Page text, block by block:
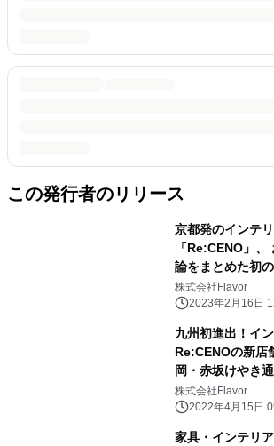
この発行者のリリース
京都発のインテ
「Re:CENO」
論をまとめた初
ィンテージで作
ンテリア プロが教えるセオリー＆アイ
デア」を2/24発売
株式会社Flavor
2023年2月16日
九州初進出！イ
Re:CENOの新店
岡・赤坂けやき
ースタンドも併設
株式会社Flavor
2022年4月15日
家具・インテリ